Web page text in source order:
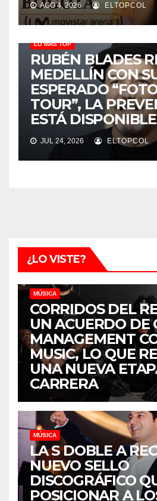
AGO 4, 2026 ELTOPCOL
LO MÁS TOP
RUBÉN BLADES
MEDELLÍN CON
ESPERADO
TOUR”, LA
ESTÁ DISPONIBLE
JUL 24, 2026 ELTOPCOL
¿LO VISTE?
MÚSICA
CORRIDOS DEL
UN ACUERDO DE
MANAGEMENT
MUSIC, LO QUE
UNA NUEVA
CARRERA
MÚSICA
LA S DOBLE A
NUEVO SELLO
DISCOGRÁFICO
POSICIONAR A